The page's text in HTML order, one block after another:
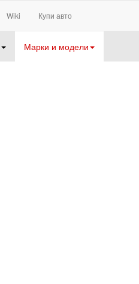
Wiki Купи авто
Марки и модели